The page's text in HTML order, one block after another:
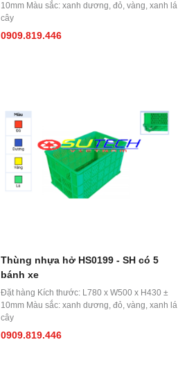
10mm Màu sắc: xanh dương, đỏ, vàng, xanh lá
cây
0909.819.446
Thùng nhựa hở HS0199 - SH có 5
bánh xe
Đặt hàng Kích thước: L780 x W500 x H430 ±
10mm Màu sắc: xanh dương, đỏ, vàng, xanh lá
cây
0909.819.446